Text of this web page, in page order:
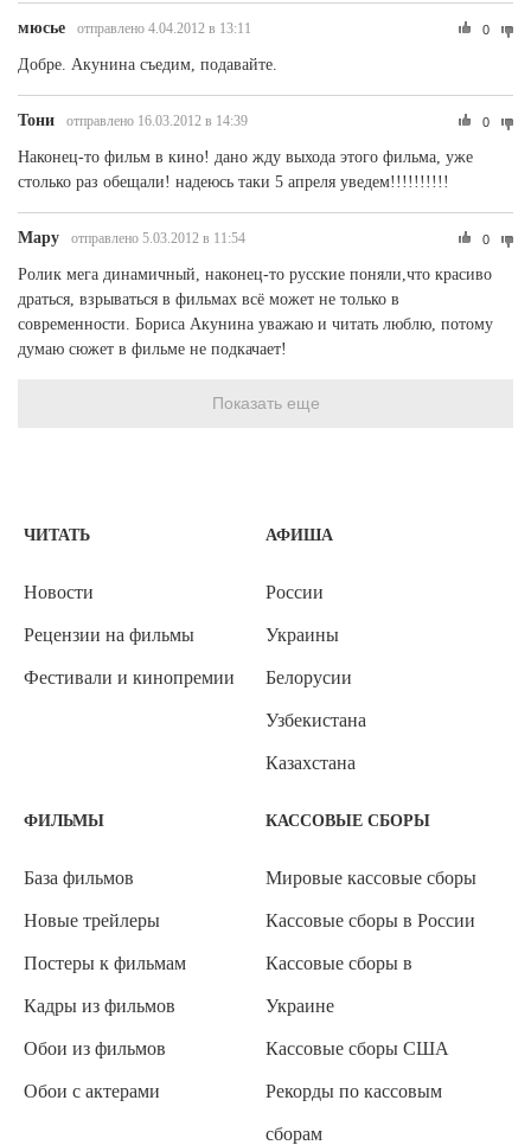
мюсье отправлено 4.04.2012 в 13:11 0
Добре. Акунина съедим, подавайте.
Тони отправлено 16.03.2012 в 14:39 0
Наконец-то фильм в кино! дано жду выхода этого фильма, уже
столько раз обещали! надеюсь таки 5 апреля уведем!!!!!!!!!!
Мару отправлено 5.03.2012 в 11:54 0
Ролик мега динамичный, наконец-то русские поняли,что красиво
драться, взрываться в фильмах всё может не только в
современности. Бориса Акунина уважаю и читать люблю, потому
думаю сюжет в фильме не подкачает!
Показать еще
ЧИТАТЬ
Новости
Рецензии на фильмы
Фестивали и кинопремии
АФИША
России
Украины
Белорусии
Узбекистана
Казахстана
ФИЛЬМЫ
База фильмов
Новые трейлеры
Постеры к фильмам
Кадры из фильмов
Обои из фильмов
Обои с актерами
КАССОВЫЕ СБОРЫ
Мировые кассовые сборы
Кассовые сборы в России
Кассовые сборы в
Украине
Кассовые сборы США
Рекорды по кассовым
сборам